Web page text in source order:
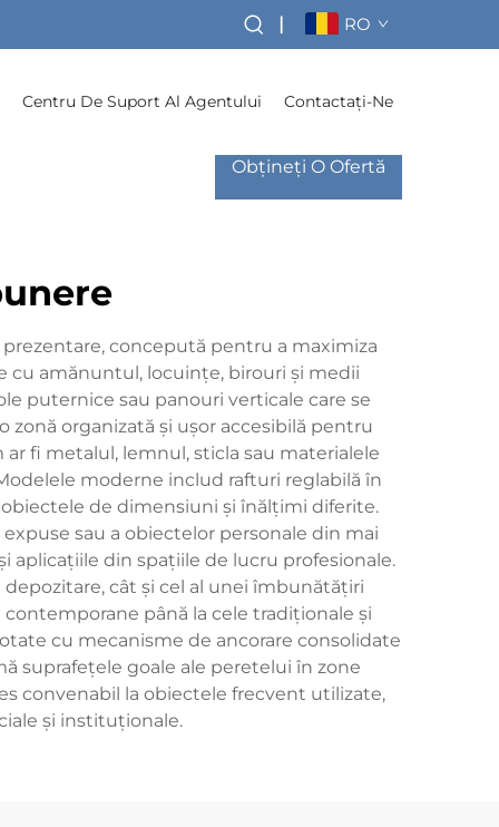
| RO
Centru De Suport Al Agentului Contactați-Ne
Obțineți O Ofertă
concepută pentru a maximiza
cu amănuntul, locuințe, birouri și medii
puternice sau panouri verticale care se
organizată și ușor accesibilă pentru
fi metalul, lemnul, sticla sau materialele
moderne includ rafturi reglabilă în
de dimensiuni și înălțimi diferite.
sau a obiectelor personale din mai
aplicațiile din spațiile de lucru profesionale.
cât și cel al unei îmbunătățiri
până la cele tradiționale și
cu mecanisme de ancorare consolidate
suprafețele goale ale peretelui în zone
convenabil la obiectele frecvent utilizate,
și instituționale.